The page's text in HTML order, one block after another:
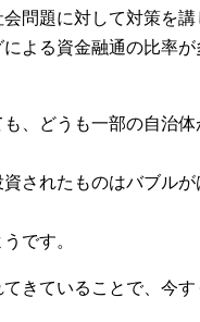
問題に対して対策を講
よる資金融通の比率
、どうも一部の自治
されたものはバブル
です。
きていることで、今